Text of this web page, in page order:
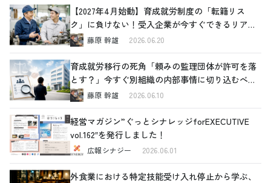
【2027年4月始動】育成就労制度の「転籍リス
ク」に負けない！受入企業が今すぐできるリアル
な対策藤原 幹雄 2026.06.20
育成就労移行の死角「頼みの監理団体が許可を落
とす？」今すぐ別組織の内部事情に切り込むべき
理由と、確認すべき4つの重要ポイント
藤原 幹雄 2026.06.10
経営マガジン”ぐっとシナレッジforEXECUTIVE
vol.162″を発行しました！
広報シナジー 2026.06.01
外食業における特定技能受け入れ停止から学ぶ、